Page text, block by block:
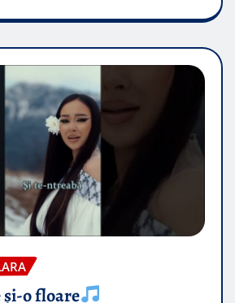
și-o floare